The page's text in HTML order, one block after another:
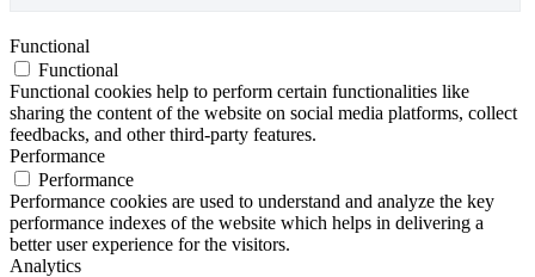
Functional
Functional
Functional cookies help to perform certain functionalities like
sharing the content of the website on social media platforms, collect
feedbacks, and other third-party features.
Performance
Performance
Performance cookies are used to understand and analyze the key
performance indexes of the website which helps in delivering a
better user experience for the visitors.
Analytics